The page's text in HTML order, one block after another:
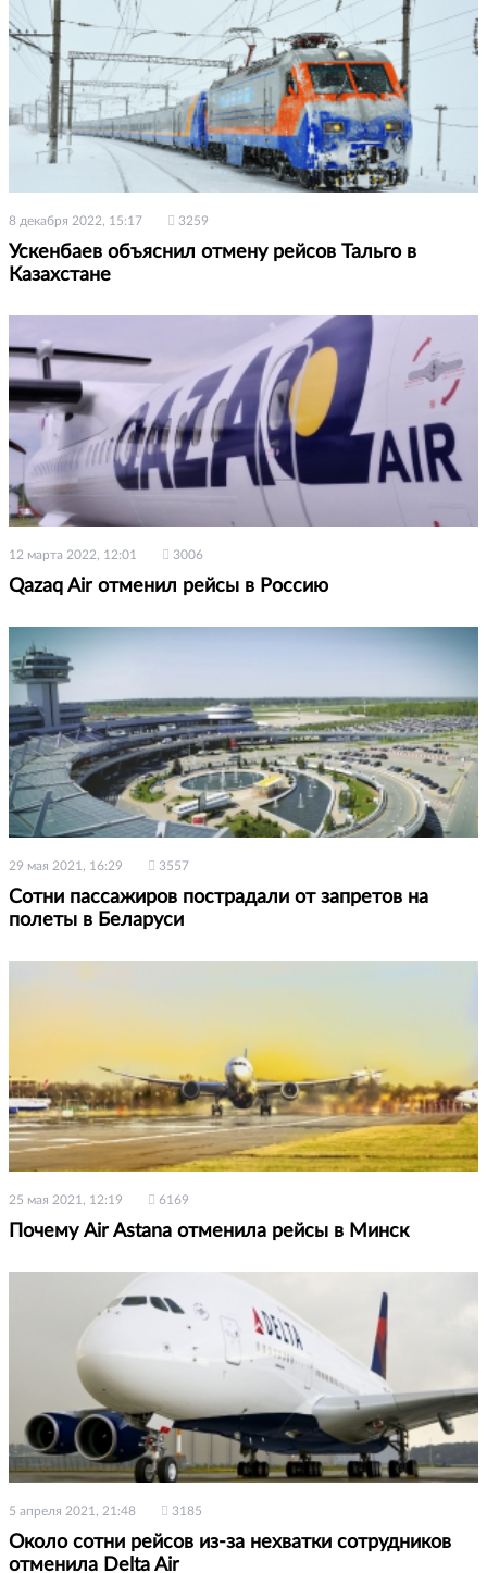
8 декабря 2022, 15:17 3259
Ускенбаев объяснил отмену рейсов Тальго в
Казахстане
12 марта 2022, 12:01 3006
Qazaq Air отменил рейсы в Россию
29 мая 2021, 16:29 3557
Сотни пассажиров пострадали от запретов на
полеты в Беларуси
25 мая 2021, 12:19 6169
Почему Air Astana отменила рейсы в Минск
5 апреля 2021, 21:48 3185
Около сотни рейсов из-за нехватки сотрудников
отменила Delta Air